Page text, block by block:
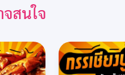
สนใจ